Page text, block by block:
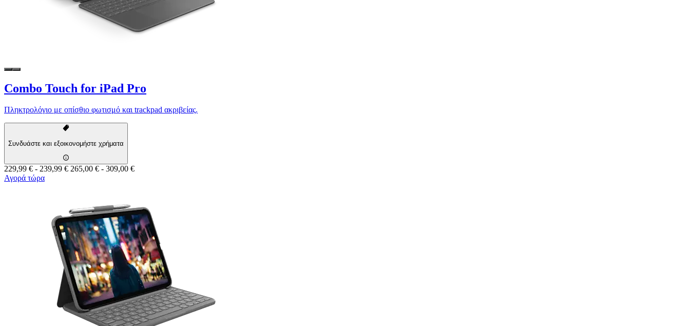
Combo Touch for iPad Pro
Πληκτρολόγιο με οπίσθιο φωτισμό και trackpad ακριβείας.
Συνδυάστε και εξοικονομήστε χρήματα
229,99 € - 239,99 € 265,00 € - 309,00 €
Αγορά τώρα